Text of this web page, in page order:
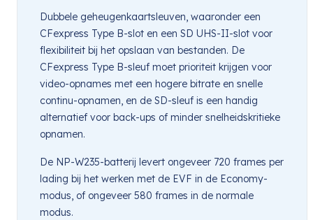
Dubbele geheugenkaartsleuven, waaronder een
CFexpress Type B-slot en een SD UHS-II-slot voor
flexibiliteit bij het opslaan van bestanden. De
CFexpress Type B-sleuf moet prioriteit krijgen voor
video-opnames met een hogere bitrate en snelle
continu-opnamen, en de SD-sleuf is een handig
alternatief voor back-ups of minder snelheidskritieke
opnamen.
De NP-W235-batterij levert ongeveer 720 frames per
lading bij het werken met de EVF in de Economy-
modus, of ongeveer 580 frames in de normale
modus.